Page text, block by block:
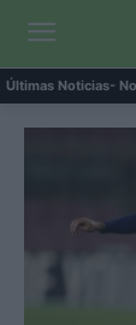
Últimas Noticias-
Calor extremo